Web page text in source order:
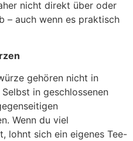
nicht direkt über oder
– auch wenn es praktisch
gehören nicht in
in geschlossenen
Wenn du viel
lohnt sich ein eigenes Tee-